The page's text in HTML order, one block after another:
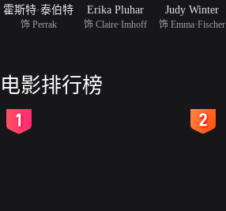
霍斯特·泰伯特
饰 Perrak
Erika Pluhar
饰 Claire·Imhoff
Judy Winter
饰 Emma·Fischer
电影排行榜